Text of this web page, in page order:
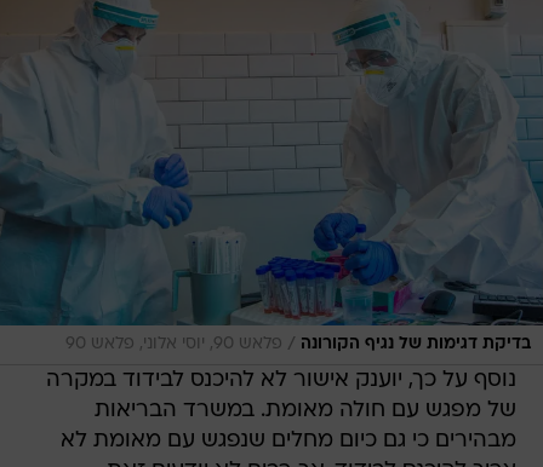
בדיקת דגימות של נגיף הקורונה / פלאש 90, יוסי אלוני, פלאש 90
נוסף על כך, יוענק אישור לא להיכנס לבידוד במקרה
של מפגש עם חולה מאומת. במשרד הבריאות
מבהירים כי גם כיום מחלים שנפגש עם מאומת לא